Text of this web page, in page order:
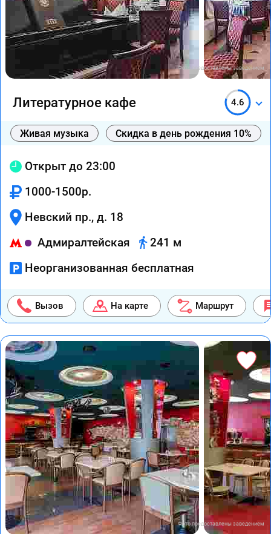
Фото предоставлены заведением
Литературное кафе 4.6
Живая музыка Скидка в день рождения 10%
Открыт до 23:00
1000-1500р.
Невский пр., д. 18
Адмиралтейская
241 м
Неорганизованная бесплатная
Вызов На карте Маршрут
Фото предоставлены заведением